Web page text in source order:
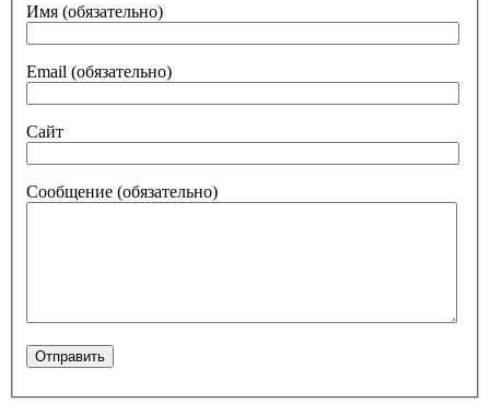
Имя (обязательно)
Email (обязательно)
Сайт
Сообщение (обязательно)